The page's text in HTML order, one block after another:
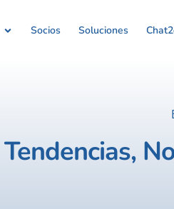
Socios Soluciones
Tendencias,